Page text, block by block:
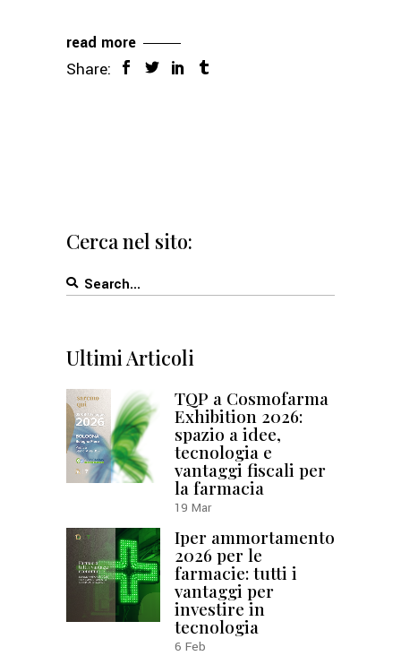
read more
Share:
Cerca nel sito:
Search
Ultimi Articoli
TQP a Cosmofarma
Exhibition 2026:
spazio a idee,
tecnologia e
vantaggi fiscali per
la farmacia
19 Mar
Iper ammortamento
2026 per le
farmacie: tutti i
vantaggi per
investire in
tecnologia
6 Feb